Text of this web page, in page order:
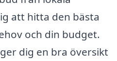
att hitta den bästa
och din budget.
dig en bra översikt